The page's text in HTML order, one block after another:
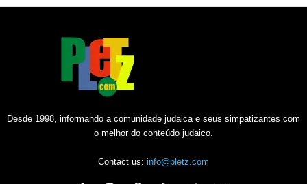
Desde 1998, informando a comunidade judaica e seus simpatizantes com
o melhor do conteúdo judaico.
Contact us: info@pletz.com